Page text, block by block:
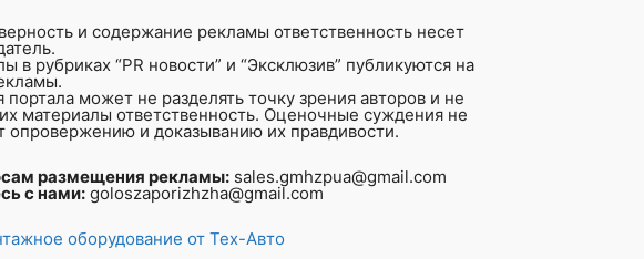
и содержание рекламы ответственность несет
в рубриках “PR новости” и “Эксклюзив” публикуются на
портала может не разделять точку зрения авторов и не
материалы ответственность. Оценочные суждения не
опровержению и доказыванию их правдивости.
размещения рекламы: sales.gmhzpua@gmail.com
с нами: goloszaporizhzha@gmail.com
оборудование от Тех-Авто